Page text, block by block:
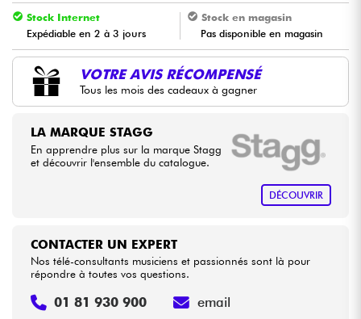
Eveil Musical
Câbles & Access.
HiFi
Packs
Stock Internet
Expédiable en 2 à 3 jours
Stock en magasin
Pas disponible en magasin
VOTRE AVIS RÉCOMPENSÉ
Tous les mois des cadeaux à gagner
LA MARQUE STAGG
En apprendre plus sur la marque Stagg
et découvrir l'ensemble du catalogue.
DÉCOUVRIR
CONTACTER UN EXPERT
Nos télé-consultants musiciens et passionnés sont là pour
répondre à toutes vos questions.
01 81 930 900 email